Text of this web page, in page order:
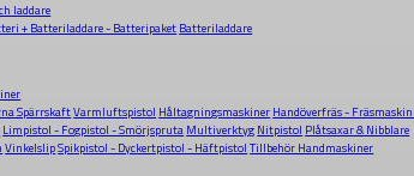
laddare
+ Batteriladdare - Batteripaket Batteriladdare
SpärrskaftVarmluftspistol Håltagningsmaskiner Handöverfräs -
Limpistol - Fogpistol - Smörjspruta Multiverktyg Nitpistol Plåtsaxar & Nibblare
VinkelslipSpikpistol - Dyckertpistol - Häftpistol Tillbehör Handmaskiner